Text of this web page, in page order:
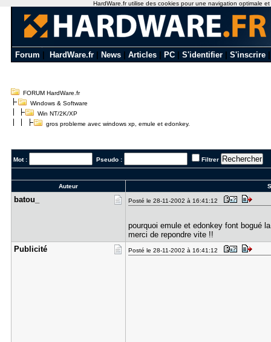
Forum HardWare.fr News Articles PC S'identifier S'inscrire
FORUM HardWare.fr
Windows & Software
Win NT/2K/XP
gros probleme avec windows xp, emule et edonkey.
Mot : Pseudo : Filtrer
Auteur
batou_ Posté le 28-11-2002 à 16:41:12
pourquoi emule et edonkey font bogué
merci de repondre vite !!
Publicité
Posté le 28-11-2002 à 16:41:12
HardWare.fr utilise des cookies pour une navigation optimale